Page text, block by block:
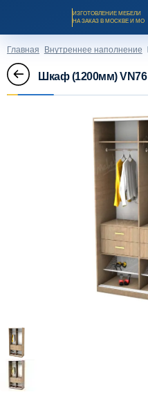
ИЗГОТОВЛЕНИЕ МЕБЕЛИ
НА ЗАКАЗ В МОСКВЕ И МО
Заказать звонок
Каталог мебели на заказ
Рассрочка и кредит
Схема работы
Акции и скидки
Главная Внутреннее наполнение
Шкаф (1200мм) VN76